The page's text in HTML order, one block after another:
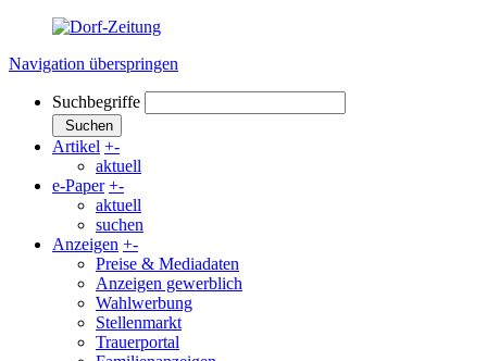
Navigation überspringen
Suchbegriffe
Suchen
Artikel +-
aktuell
e-Paper +-
aktuell
suchen
Anzeigen +-
Preise & Mediadaten
Anzeigen gewerblich
Wahlwerbung
Stellenmarkt
Trauerportal